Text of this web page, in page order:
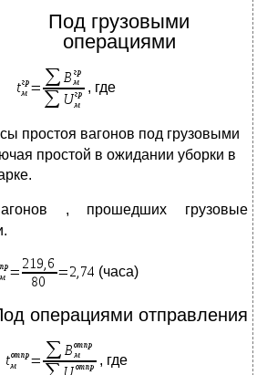
Под грузовыми
операциями
, где
простоя вагонов под грузовыми
простой в ожидании уборки в
, прошедших грузовые
(часа)
операциями отправления
, где